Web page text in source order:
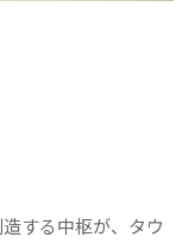
する中枢が、タウ